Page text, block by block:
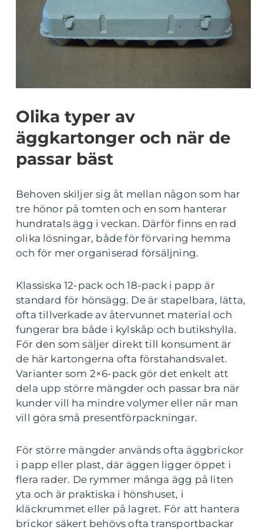
Olika typer av
äggkartonger och när de
passar bäst
Behoven skiljer sig åt mellan någon som har
tre hönor på tomten och en som hanterar
hundratals ägg i veckan. Därför finns en rad
olika lösningar, både för förvaring hemma
och för mer organiserad försäljning.
Klassiska 12-pack och 18-pack i papp är
standard för hönsägg. De är stapelbara, lätta,
ofta tillverkade av återvunnet material och
fungerar bra både i kylskåp och butikshylla.
För den som säljer direkt till konsument är
de här kartongerna ofta förstahandsvalet.
Varianter som 2×6-pack gör det enkelt att
dela upp större mängder och passar bra när
kunder vill ha mindre volymer eller när man
vill göra små presentförpackningar.
För större mängder används ofta äggbrickor
i papp eller plast, där äggen ligger öppet i
flera rader. De rymmer många ägg på liten
yta och är praktiska i hönshuset, i
kläckrummet eller på lagret. För att hantera
brickor säkert behövs ofta transportbackar